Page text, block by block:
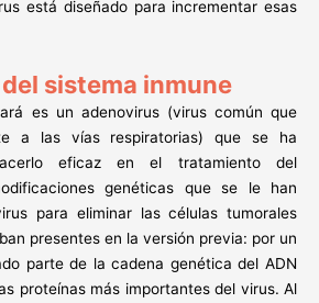
está diseñado para incrementar esas
sistema inmune
es un adenovirus (virus común que
a las vías respiratorias) que se ha
eficaz en el tratamiento del
genéticas que se le han
para eliminar las células tumorales
presentes en la versión previa: por un
parte de la cadena genética del ADN
proteínas más importantes del virus. Al